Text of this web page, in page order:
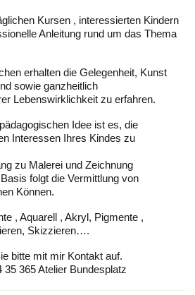
Kursen , interessierten Kindern
Anleitung rund um das Thema
erhalten die Gelegenheit, Kunst
sowie ganzheitlich
Lebenswirklichkeit zu erfahren.
Idee ist es, die
Interessen Ihres Kindes zu
zu Malerei und Zeichnung
folgt die Vermittlung von
Können.
, Aquarell , Akryl, Pigmente ,
Skizzieren….
bitte mit mir Kontakt auf.
365 Atelier Bundesplatz